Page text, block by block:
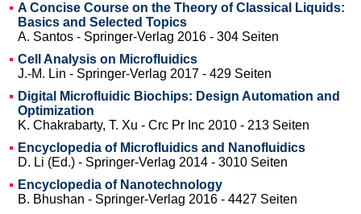
A Concise Course on the Theory of Classical Liquids:
Basics and Selected Topics
A. Santos - Springer-Verlag 2016 - 304 Seiten
Cell Analysis on Microfluidics
J.-M. Lin - Springer-Verlag 2017 - 429 Seiten
Digital Microfluidic Biochips: Design Automation and
Optimization
K. Chakrabarty, T. Xu - Crc Pr Inc 2010 - 213 Seiten
Encyclopedia of Microfluidics and Nanofluidics
D. Li (Ed.) - Springer-Verlag 2014 - 3010 Seiten
Encyclopedia of Nanotechnology
B. Bhushan - Springer-Verlag 2016 - 4427 Seiten